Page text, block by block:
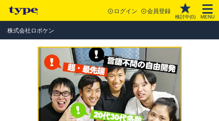
ログイン 会員登録
検討中(0) MENU
株式会社ロボケン